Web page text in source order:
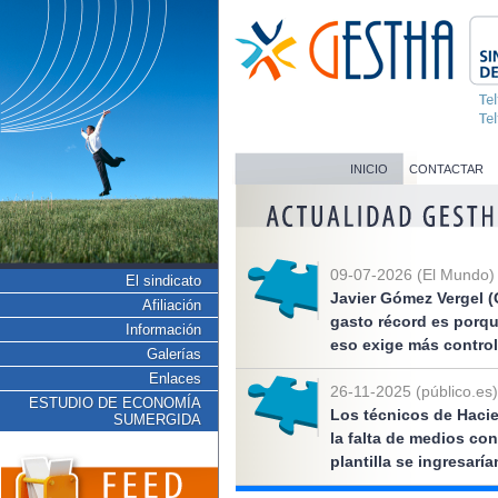
El sindicato
Afiliación
Información
Galerías
Enlaces
ESTUDIO DE ECONOMÍA
SUMERGIDA
INICIO CONTACTAR
09-07-2026 (El Mundo)
Javier Gómez Vergel
gasto récord es
eso exige más
26-11-2025 (público.es)
Los técnicos de
la falta de medios
plantilla se